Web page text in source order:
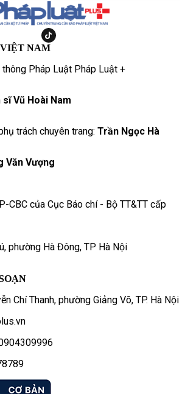
NAM
thông Pháp Luật Pháp Luật +
sĩ Vũ Hoài Nam
trách chuyên trang: Trần Ngọc Hà
Văn Vượng
CBC của Cục Báo chí - Bộ TT&TT cấp
phường Hà Đông, TP Hà Nội
Chí Thanh, phường Giảng Võ, TP. Hà Nội